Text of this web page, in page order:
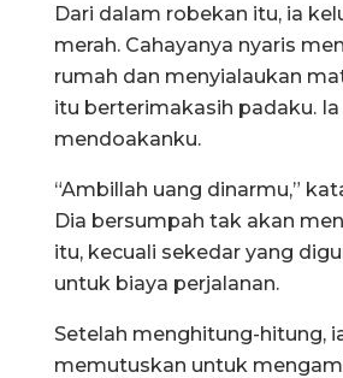
Dari dalam robekan itu, ia
merah. Cahayanya nyaris
rumah dan menyialaukan
itu berterimakasih padaku. Ia
mendoakanku.
“Ambillah uang dinarmu,”
Dia bersumpah tak akan
itu, kecuali sekedar yang
untuk biaya perjalanan.
Setelah menghitung-hitung,
memutuskan untuk